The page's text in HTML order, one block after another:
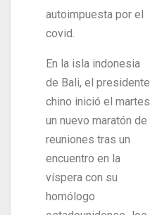
autoimpuesta por el
covid.
En la isla indonesia
de Bali, el presidente
chino inició el martes
un nuevo maratón de
reuniones tras un
encuentro en la
víspera con su
homólogo